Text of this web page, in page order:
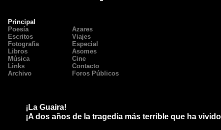
Principal
Poesía
Azares
Escritos
Viajes
Fotografía
Especial
Libros
Asomes
Música
Cine
Links
Contacto
Archivo
Foros Públicos
¡La Guaira!
¡A dos años de la tragedia más terrible que ha